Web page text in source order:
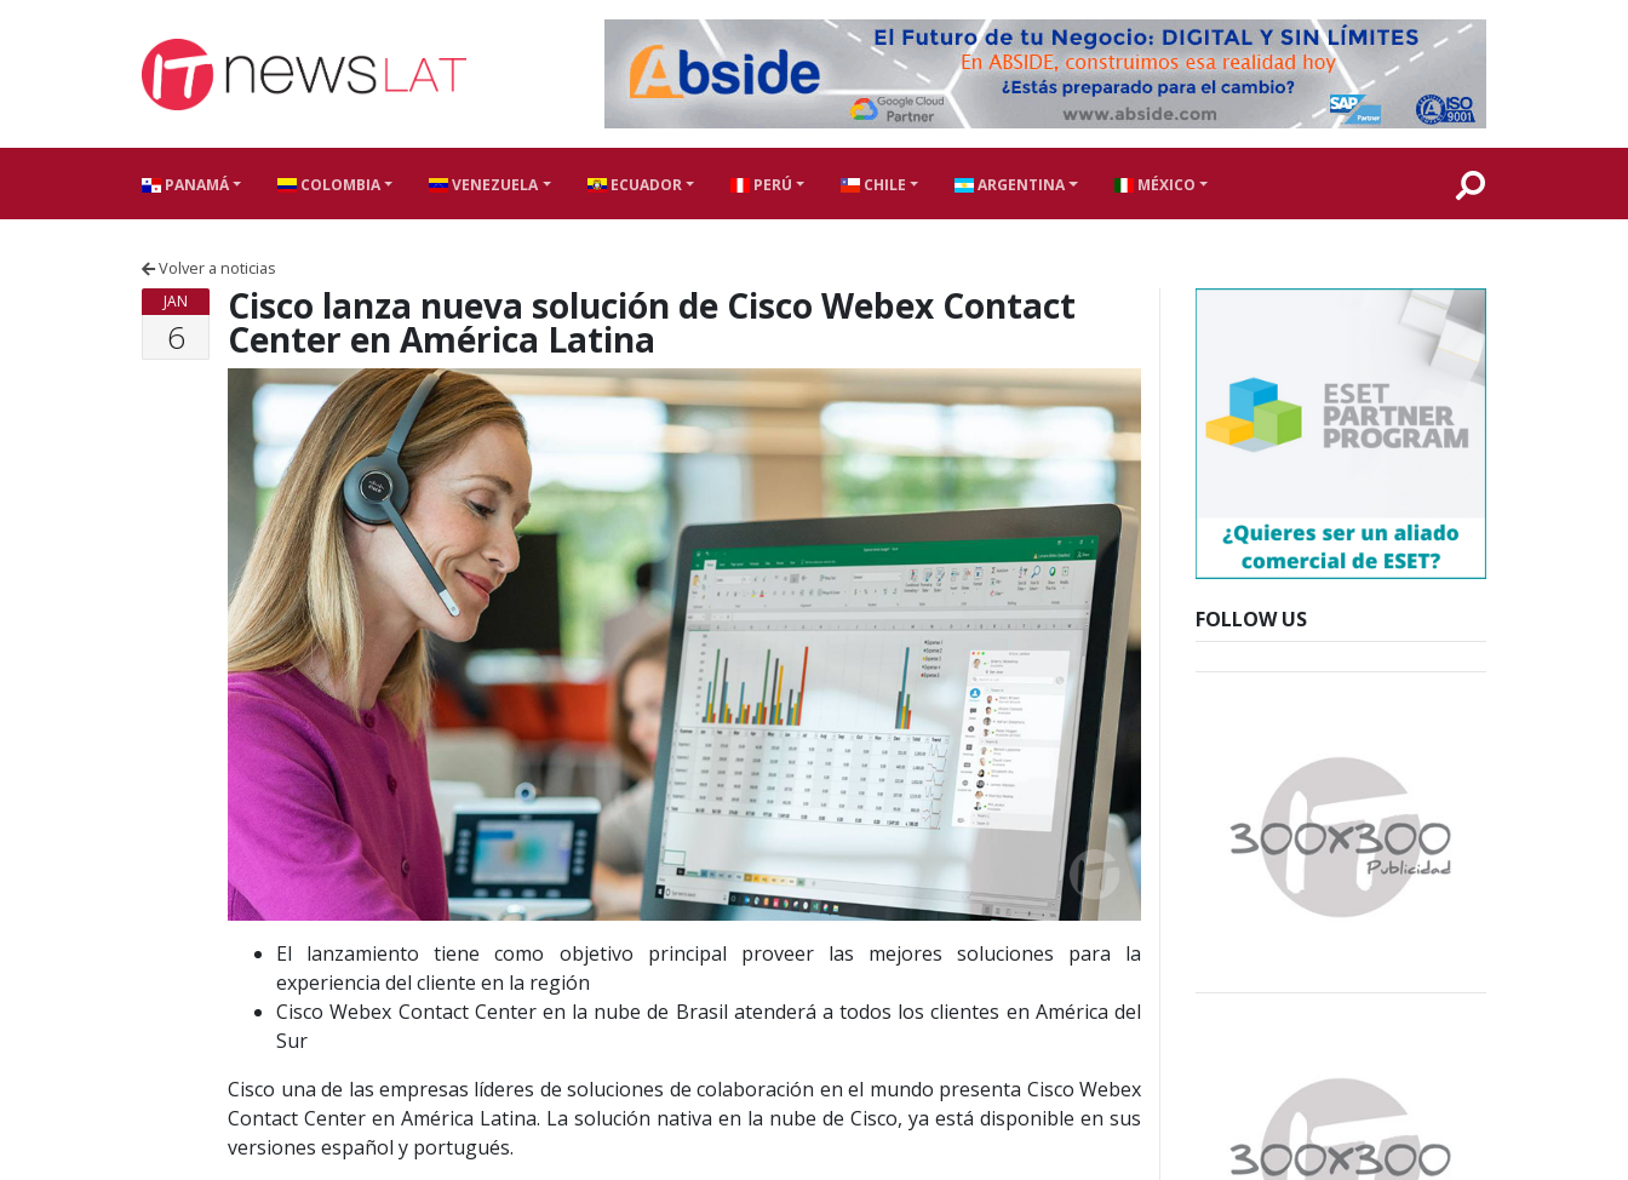
PANAMÁ COLOMBIA VENEZUELA ECUADOR PERÚ CHILE ARGENTINA MÉXICO
Volver a noticias
JAN
6
Cisco lanza nueva solución de Cisco Webex Contact
Center en América Latina
El lanzamiento tiene como objetivo principal proveer las mejores soluciones para la
experiencia del cliente en la región
Cisco Webex Contact Center en la nube de Brasil atenderá a todos los clientes en América del
Sur
Cisco una de las empresas líderes de soluciones de colaboración en el mundo presenta Cisco Webex
Contact Center en América Latina. La solución nativa en la nube de Cisco, ya está disponible en sus
versiones español y portugués.
FOLLOW US